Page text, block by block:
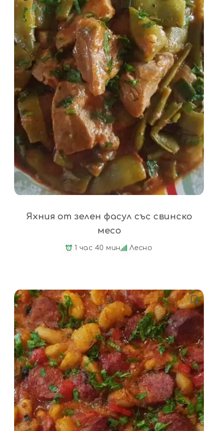
Яхния от зелен фасул със свинско
месо
1 час 40 мин Лесно